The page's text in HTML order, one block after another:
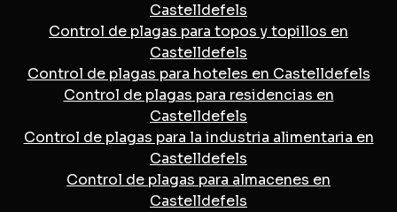
Castelldefels
Control de plagas para topos y topillos en
Castelldefels
Control de plagas para hoteles en Castelldefels
Control de plagas para residencias en
Castelldefels
Control de plagas para la industria alimentaria en
Castelldefels
Control de plagas para almacenes en
Castelldefels